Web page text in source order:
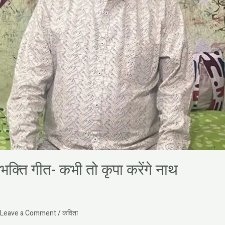
भक्ति गीत- कभी तो कृपा करेंगे नाथ
Leave a Comment/कविता